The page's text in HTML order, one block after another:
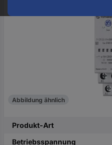
Abbildung ähnlich
Produkt-Art
Betriebsspannung